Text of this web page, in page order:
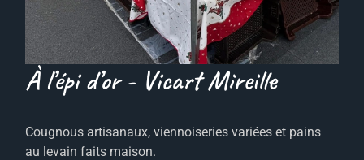
À l’épi d’or - Vicart Mireille
Cougnous artisanaux, viennoiseries variées et pains
au levain faits maison.